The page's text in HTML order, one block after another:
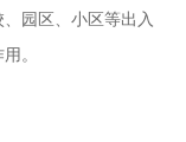
园区、小区等出入
。